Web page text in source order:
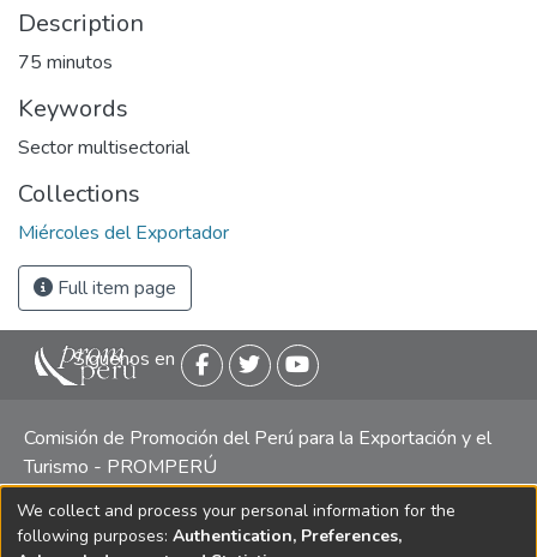
Description
75 minutos
Keywords
Sector multisectorial
Collections
Miércoles del Exportador
Full item page
Siguenos en
Comisión de Promoción del Perú para la Exportación y el
Turismo - PROMPERÚ
Central telefónica: (511) 616 7300 / 616 7400 Calle Uno
Oeste 50, Edificio Mincetur, Pisos 13 y 14, San Isidro -
We collect and process your personal information for the
following purposes: Authentication, Preferences,